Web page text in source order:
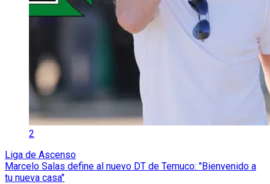
2
Liga de Ascenso
Marcelo Salas define al nuevo DT de Temuco: "Bienvenido a
tu nueva casa"